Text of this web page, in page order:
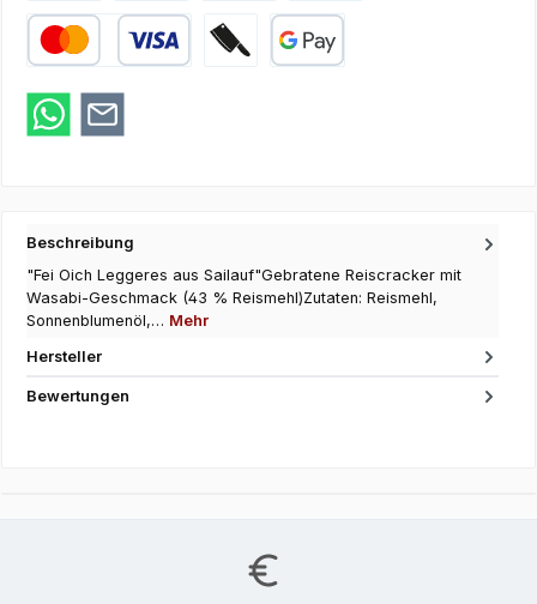
PayPal Apple Pay SEPA Lastschrift
Beschreibung
"Fei Oich Leggeres aus Sailauf"Gebratene Reiscracker mit
Wasabi-Geschmack (43 % Reismehl)Zutaten: Reismehl,
Sonnenblumenöl,… Mehr
Hersteller
Bewertungen